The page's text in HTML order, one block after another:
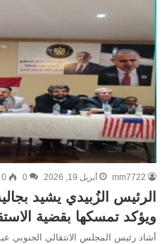
mm7722 أبريل 19, 2026 0
0
الرئيس الزُبيدي يشيد
ويؤكد تمسكها بقضية
أشاد رئيس المجلس الانتقالي الجنوبي